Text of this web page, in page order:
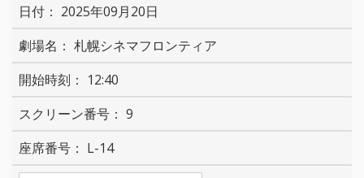
2025年09月20日
札幌シネマフロンティア
12:40
9
L-14